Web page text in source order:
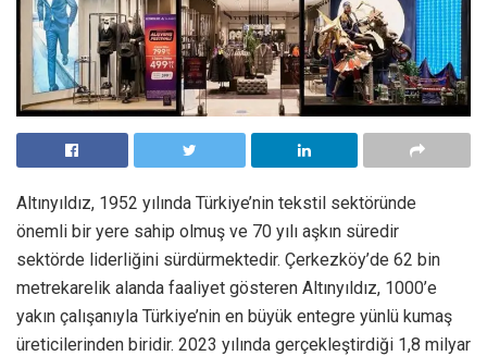
Altınyıldız, 1952 yılında Türkiye’nin tekstil sektöründe
önemli bir yere sahip olmuş ve 70 yılı aşkın süredir
sektörde liderliğini sürdürmektedir. Çerkezköy’de 62 bin
metrekarelik alanda faaliyet gösteren Altınyıldız, 1000’e
yakın çalışanıyla Türkiye’nin en büyük entegre yünlü kumaş
üreticilerinden biridir. 2023 yılında gerçekleştirdiği 1,8 milyar